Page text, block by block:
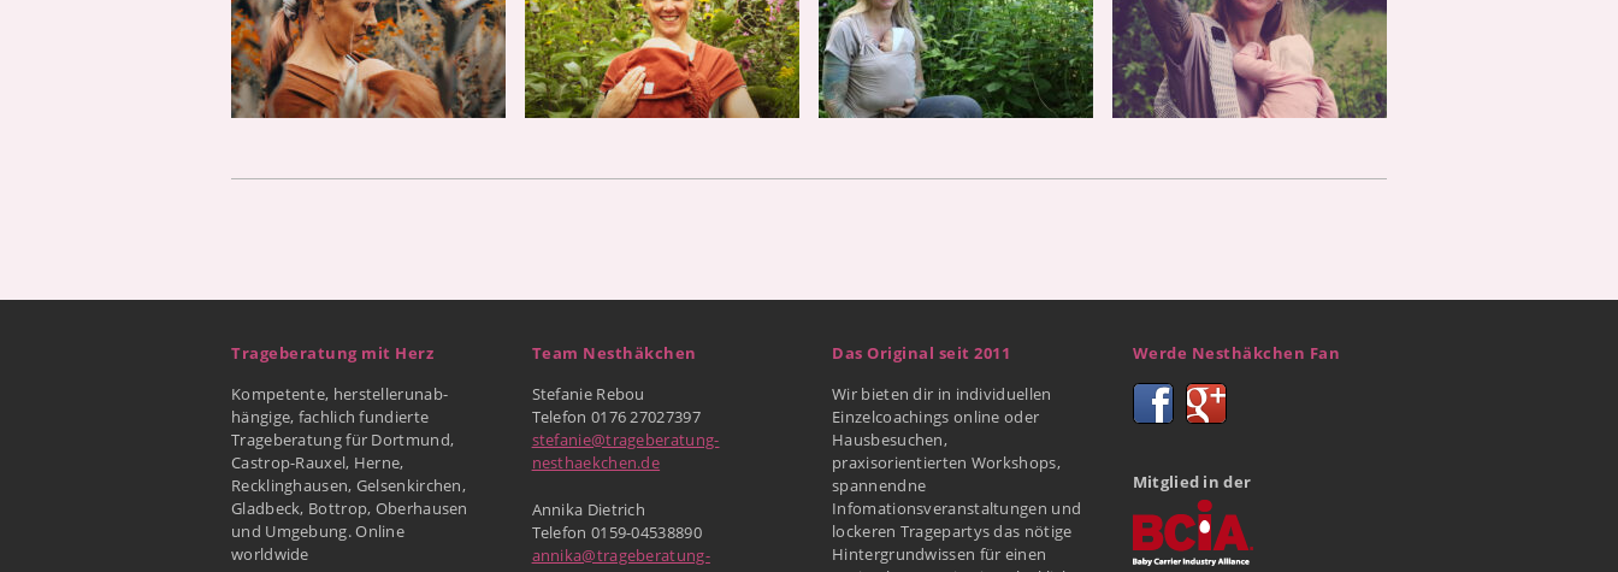
Trageberatung mit Herz
Kompetente, herstellerunab-
hängige, fachlich fundierte
Trageberatung für Dortmund,
Castrop-Rauxel, Herne,
Recklinghausen, Gelsenkirchen,
Gladbeck, Bottrop, Oberhausen
und Umgebung. Online
worldwide
Team Nesthäkchen
Stefanie Rebou
Telefon 0176 27027397
stefanie@trageberatung-
nesthaekchen.de
Annika Dietrich
Telefon 0159-04538890
annika@trageberatung-
Das Original seit 2011
Wir bieten dir in individuellen
Einzelcoachings online oder
Hausbesuchen,
praxisorientierten Workshops,
spannendne
Infomationsveranstaltungen und
lockeren Tragepartys das nötige
Hintergrundwissen für einen
Werde Nesthäkchen Fan
Mitglied in der